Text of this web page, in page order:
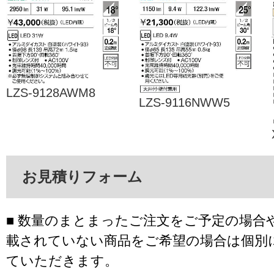
LZS-9128AWM8
LZS-9116NWW5
お見積りフォーム
■ 数量のまとまったご注文をご予定の場合
載されていない商品をご希望の場合は個別
ていただきます。